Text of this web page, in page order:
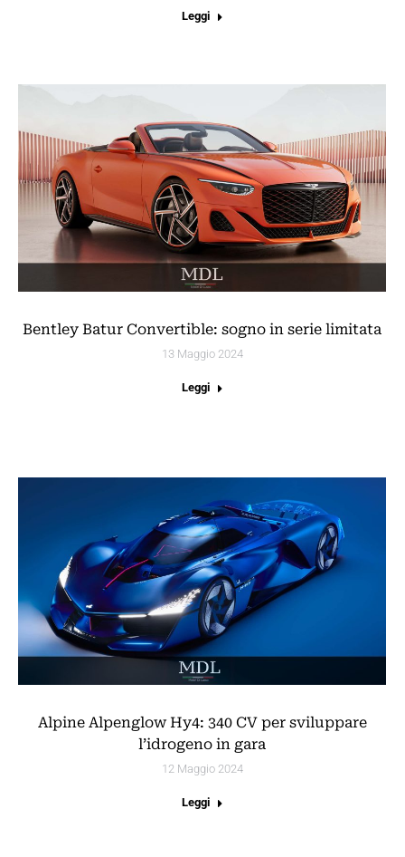
Leggi
Bentley Batur Convertible: sogno in serie limitata
13 Maggio 2024
Leggi
Alpine Alpenglow Hy4: 340 CV per sviluppare
l’idrogeno in gara
12 Maggio 2024
Leggi